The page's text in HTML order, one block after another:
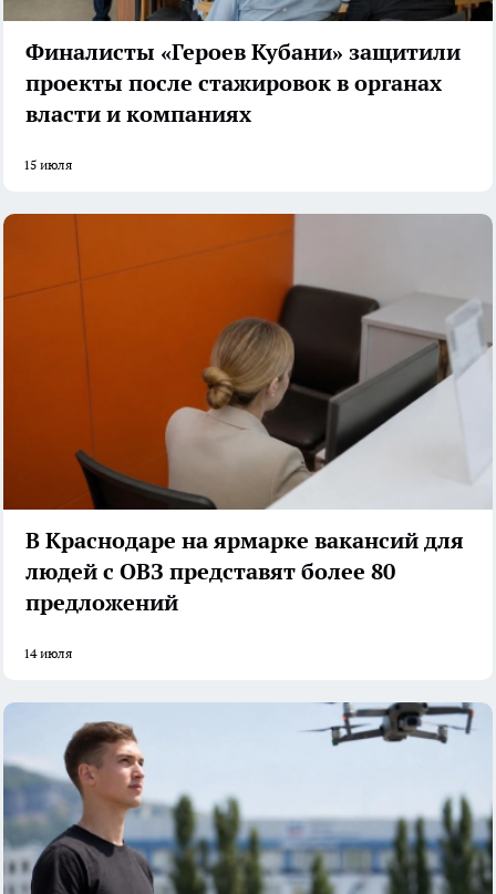
Финалисты «Героев Кубани» защитили
проекты после стажировок в органах
власти и компаниях
15 июля
В Краснодаре на ярмарке вакансий для
людей с ОВЗ представят более 80
предложений
14 июля